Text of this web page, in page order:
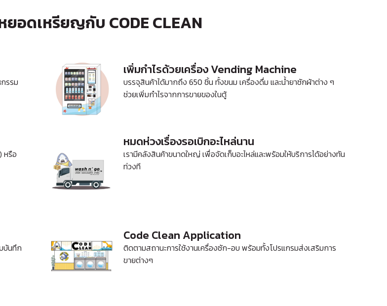
อดเหรียญกับ CODE CLEAN
รรม
เพิ่มกำไรด้วยเครื่อง Vending Machine
บรรจุสินค้าได้มากถึง 650 ชิ้น ทั้งขนม เครื่องดื่ม และน้ำยาซักผ้าต่าง ๆ
ช่วยเพิ่มกำไรจากการขายของในตู้
หรือ
หมดห่วงเรื่องรอเบิกอะไหล่นาน
เรามีคลังสินค้าขนาดใหญ่ เพื่อจัดเก็บอะไหล่และพร้อมให้บริการได้อย่างทัน
ท่วงที
บันทึก
Code Clean Application
ติดตามสถานะการใช้งานเครื่องซัก-อบ พร้อมทั้งโปรแกรมส่งเสริมการ
ขายต่างๆ